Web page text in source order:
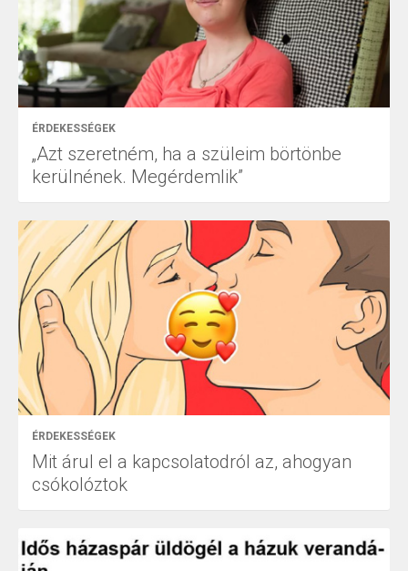
ÉRDEKESSÉGEK
„Azt szeretném, ha a szüleim börtönbe
kerülnének. Megérdemlik”
ÉRDEKESSÉGEK
Mit árul el a kapcsolatodról az, ahogyan
csókolóztok